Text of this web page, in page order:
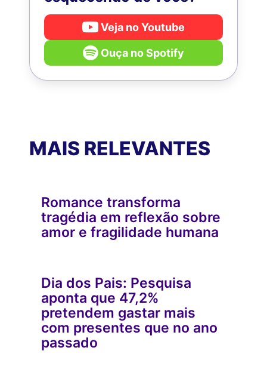
Veja no Youtube
Ouça no Spotify
MAIS RELEVANTES
Romance transforma
tragédia em reflexão sobre
amor e fragilidade humana
Dia dos Pais: Pesquisa
aponta que 47,2%
pretendem gastar mais
com presentes que no ano
passado